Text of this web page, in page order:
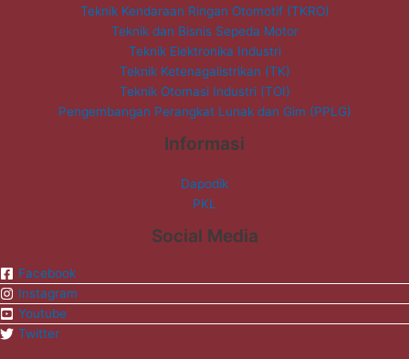
Teknik Kendaraan Ringan Otomotif (TKRO)
Teknik dan Bisnis Sepeda Motor
Teknik Elektronika Industri
Teknik Ketenagalistrikan (TK)
Teknik Otomasi Industri (TOI)
Pengembangan Perangkat Lunak dan Gim (PPLG)
Informasi
Dapodik
PKL
Social Media
Facebook
Instagram
Youtube
Twitter